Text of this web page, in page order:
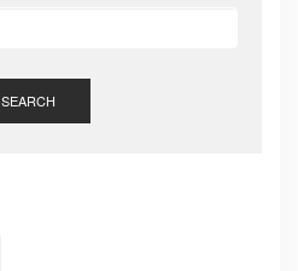
SEARCH